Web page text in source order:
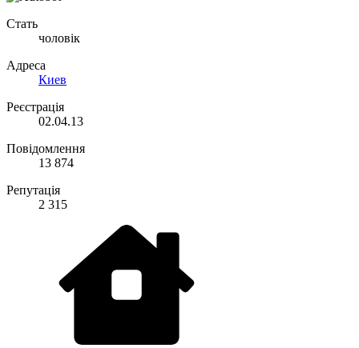
Стать
чоловік
Адреса
Киев
Реєстрація
02.04.13
Повідомлення
13 874
Репутація
2 315